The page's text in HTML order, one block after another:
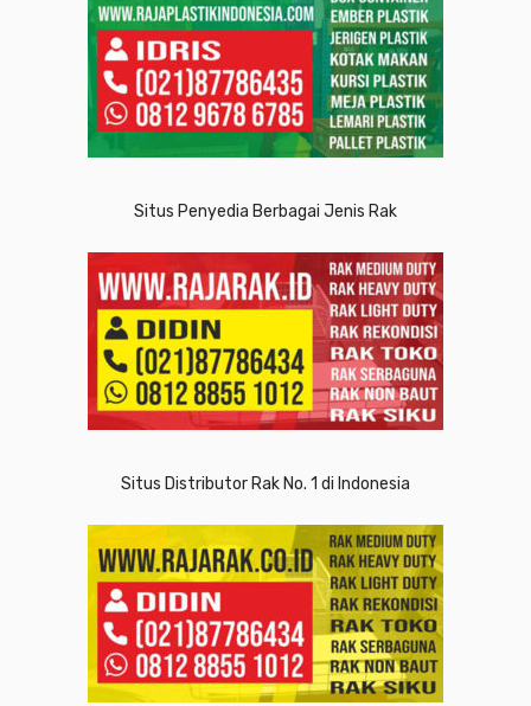
Situs Penyedia Berbagai Jenis Rak
Situs Distributor Rak No. 1 di Indonesia